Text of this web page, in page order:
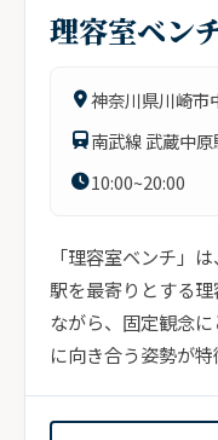
理容室ベン
神奈川県川崎市
南武線 武蔵中原
10:00~20:00
「理容室ベンチ」
駅を最寄りとする
ながら、固定観念
に向き合う姿勢が